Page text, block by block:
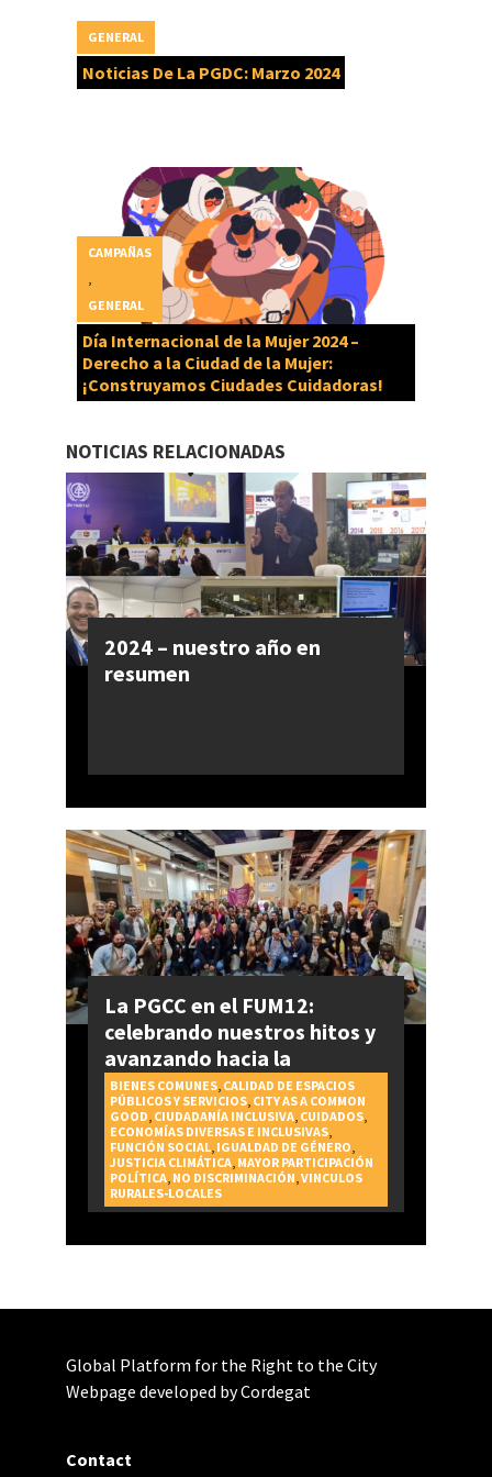
Noticias De La PGDC: Marzo 2024
GENERAL
Día Internacional de la Mujer 2024 –
Derecho a la Ciudad de la Mujer:
¡Construyamos Ciudades Cuidadoras!
CAMPAÑAS
GENERAL
NOTICIAS RELACIONADAS
2024 – nuestro año en
resumen
La PGCC en el FUM12:
celebrando nuestros hitos y
avanzando hacia la
realización del Derecho a la
Ciudad
BIENES COMUNES, CALIDAD DE ESPACIOS
PÚBLICOS Y SERVICIOS, CITY AS A COMMON
GOOD CIUDADANÍA INCLUSIVA, CUIDADOS,
ECONOMÍAS DIVERSAS E INCLUSIVAS,
FUNCIÓN SOCIAL, IGUALDAD DE GÉNERO
JUSTICIA CLIMÁTICA, MAYOR PARTICIPACIÓN
POLÍTICA, NO DISCRIMINACIÓN VINCULOS
RURALES-LOCALES
Global Platform for the Right to the City
Webpage developed by Cordegat
Contact